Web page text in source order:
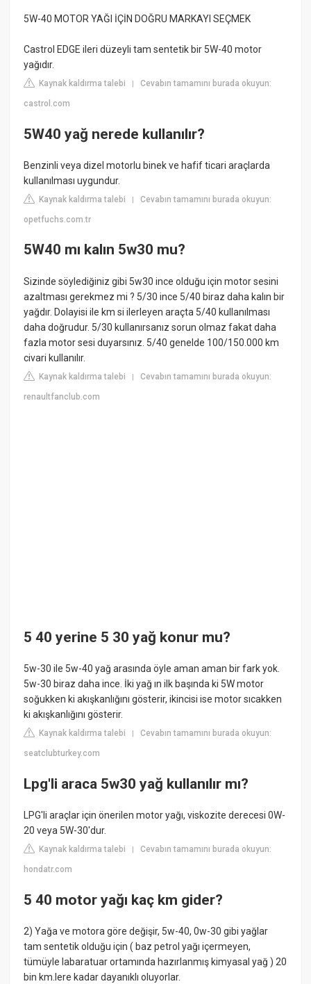
5W-40 MOTOR YAĞI İÇİN DOĞRU MARKAYI SEÇMEK
Castrol EDGE ileri düzeyli tam sentetik bir 5W-40 motor
yağıdır.
Kaynak kaldırma talebi |Cevabın tamamını burada okuyun:
castrol.com
5W40 yağ nerede kullanılır?
Benzinli veya dizel motorlu binek ve hafif ticari araçlarda
kullanılması uygundur.
Kaynak kaldırma talebi |Cevabın tamamını burada okuyun:
opetfuchs.com.tr
5W40 mı kalın 5w30 mu?
Sizinde söylediğiniz gibi 5w30 ince olduğu için motor sesini
azaltması gerekmez mi ? 5/30 ince 5/40 biraz daha kalın bir
yağdır. Dolayisi ile km si ilerleyen araçta 5/40 kullanılması
daha doğrudur. 5/30 kullanırsanız sorun olmaz fakat daha
fazla motor sesi duyarsınız. 5/40 genelde 100/150.000 km
civari kullanılır.
Kaynak kaldırma talebi |Cevabın tamamını burada okuyun:
renaultfanclub.com
5 40 yerine 5 30 yağ konur mu?
5w-30 ile 5w-40 yağ arasında öyle aman aman bir fark yok.
5w-30 biraz daha ince. İki yağ ın ilk başında ki 5W motor
soğukken ki akışkanlığını gösterir, ikincisi ise motor sıcakken
ki akışkanlığını gösterir.
Kaynak kaldırma talebi |Cevabın tamamını burada okuyun:
seatclubturkey.com
Lpg'li araca 5w30 yağ kullanılır mı?
LPG'li araçlar için önerilen motor yağı, viskozite derecesi 0W-
20 veya 5W-30'dur.
Kaynak kaldırma talebi |Cevabın tamamını burada okuyun:
hondatr.com
5 40 motor yağı kaç km gider?
2) Yağa ve motora göre değişir, 5w-40, 0w-30 gibi yağlar
tam sentetik olduğu için ( baz petrol yağı içermeyen,
tümüyle labaratuar ortamında hazırlanmış kimyasal yağ ) 20
bin km.lere kadar dayanıklı oluyorlar.